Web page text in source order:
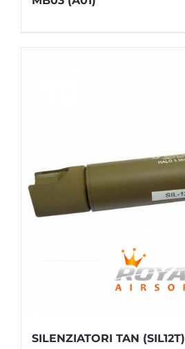
SILENZIATORI TAN (SIL12T)